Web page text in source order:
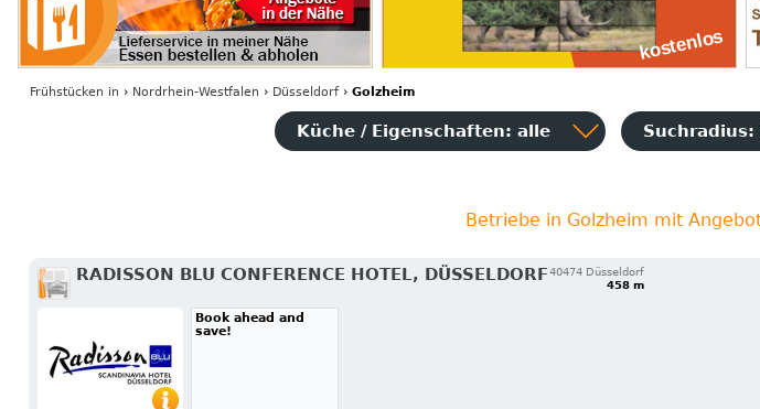
Frühstücken in › Nordrhein-Westfalen › Düsseldorf› Golzheim
Küche / Eigenschaften: alle Suchradius:
Betriebe in Golzheim mit
RADISSON BLU CONFERENCE HOTEL, DÜSSELDORF 40474 Düsseldorf
458 m
Book ahead and
save!